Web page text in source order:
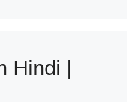
Hindi |